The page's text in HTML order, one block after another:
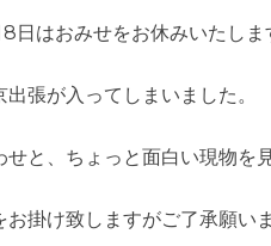
8日はおみせをお休みいたしま
出張が入ってしまいました。
せと、ちょっと面白い現物を
お掛け致しますがご了承願いま